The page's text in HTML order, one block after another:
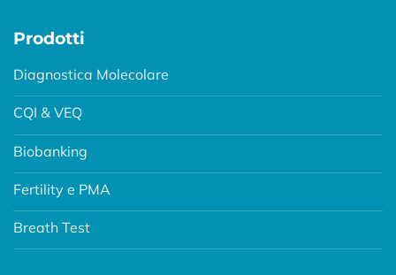
Prodotti
Diagnostica Molecolare
CQI & VEQ
Biobanking
Fertility e PMA
Breath Test